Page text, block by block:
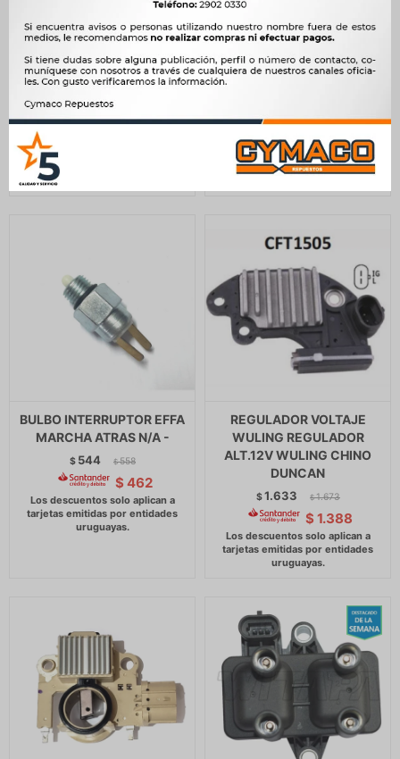
TERMOSTATO CHANA
SUZUKI CHANA DFM EFFA
TOYOTA QQ 52MM 82C
667
BULBO INTERRUPTOR
WULING SENSOR
TEMPERATURA WULING -
$567
BULBO INTERRUPTOR EFFA
MARCHA ATRAS N/A -
$ 544 $ 558
$ 462
REGULADOR VOLTAJE
WULING REGULADOR
ALT.12V WULING CHINO
DUNCAN
$1.633 $ 1.673
$ 1.388